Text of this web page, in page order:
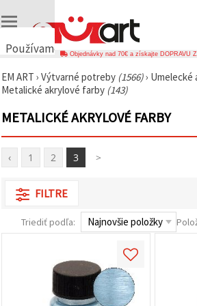
Používame
🍪
Používame
podobné
technológie,
aby sme
zabezpečili
správne
fungovanie
stránky,
zlepšili váš
zážitok a s
vaším
relevantnejší
Objednávky nad 70€ a získajte DOPRAVU
EM ART › Výtvarné potreby (1566)› Umelecké
Metalické akrylové farby (143)
METALICKÉ AKRYLOVÉ FARBY
‹ 1 2 3 >
FILTRE
Triediť podľa: